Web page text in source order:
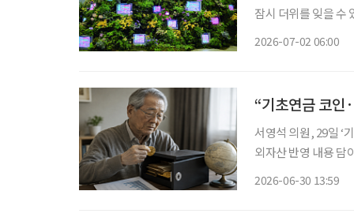
잠시 더위를 잊을 수
2026-07-02 06:00
“기초연금 코인
서영석 의원, 29일 ‘
외자산 반영 내용 담아 기초연금 소득인정액 산정 범위에 가상자산과 해외자산도
2026-06-30 13:59